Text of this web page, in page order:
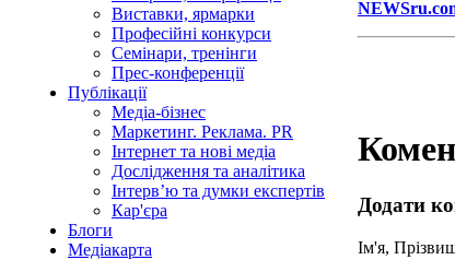
Виставки, ярмарки
Професійні конкурси
Семінари, тренінги
Прес-конференції
Публікації
Медіа-бізнес
Маркетинг. Реклама. PR
Інтернет та нові медіа
Дослідження та аналітика
Інтерв’ю та думки експертів
Кар'єра
Блоги
Медіакарта
Додати
Ім'я,